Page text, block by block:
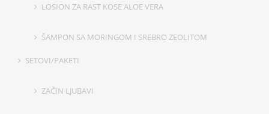
LOSION ZA RAST KOSE ALOE VERA
ŠAMPON SA MORINGOM I SREBRO ZEOLITOM
SETOVI/PAKETI
ZAČIN LJUBAVI